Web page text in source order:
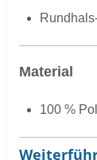
Material
100 %